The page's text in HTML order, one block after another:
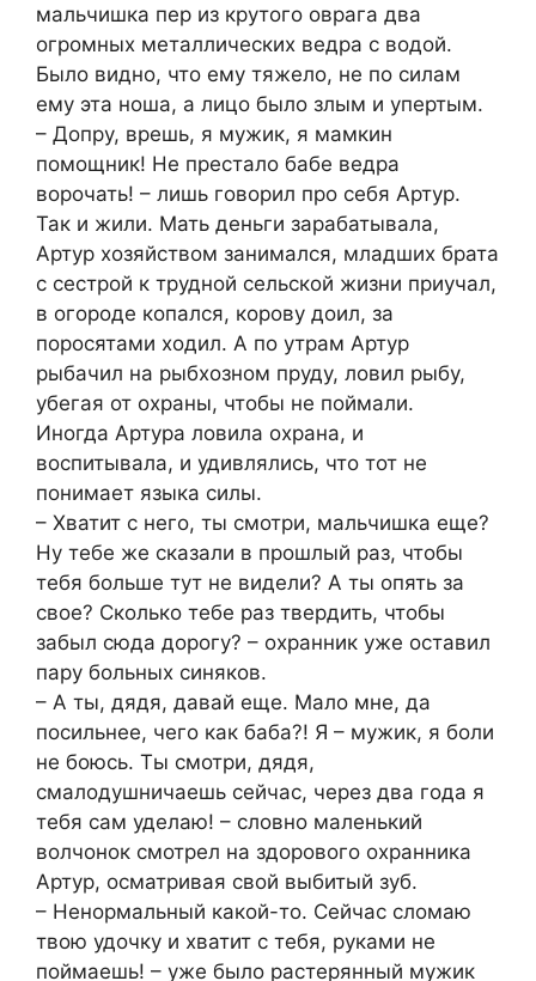
мальчишка пер из крутого оврага два
огромных металлических ведра с водой.
Было видно, что ему тяжело, не по силам
ему эта ноша, а лицо было злым и упертым.
– Допру, врешь, я мужик, я мамкин
помощник! Не престало бабе ведра
ворочать! – лишь говорил про себя Артур.
Так и жили. Мать деньги зарабатывала,
Артур хозяйством занимался, младших брата
с сестрой к трудной сельской жизни приучал,
в огороде копался, корову доил, за
поросятами ходил. А по утрам Артур
рыбачил на рыбхозном пруду, ловил рыбу,
убегая от охраны, чтобы не поймали.
Иногда Артура ловила охрана, и
воспитывала, и удивлялись, что тот не
понимает языка силы.
– Хватит с него, ты смотри, мальчишка еще?
Ну тебе же сказали в прошлый раз, чтобы
тебя больше тут не видели? А ты опять за
свое? Сколько тебе раз твердить, чтобы
забыл сюда дорогу? – охранник уже оставил
пару больных синяков.
– А ты, дядя, давай еще. Мало мне, да
посильнее, чего как баба?! Я – мужик, я боли
не боюсь. Ты смотри, дядя,
смалодушничаешь сейчас, через два года я
тебя сам уделаю! – словно маленький
волчонок смотрел на здорового охранника
Артур, осматривая свой выбитый зуб.
– Ненормальный какой-то. Сейчас сломаю
твою удочку и хватит с тебя, руками не
поймаешь! – уже было растерянный мужик